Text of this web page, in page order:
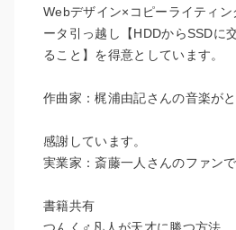
Webデザイン×コピーライティ
ータ引っ越し【HDDからSSDに
ること】を得意としています。
作曲家：梶浦由記さんの音楽がと
感謝しています。
実業家：斎藤一人さんのファンで
書籍共有